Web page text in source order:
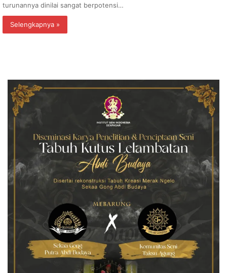
turunannya dinilai sangat berpotensi…
Selengkapnya »